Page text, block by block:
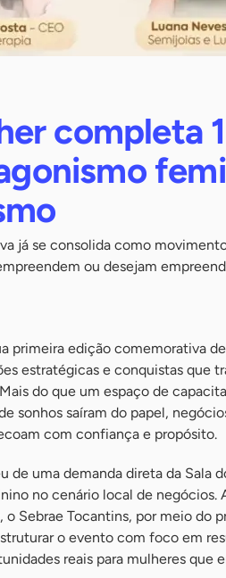
completa
já se consolida como
ou desejam
primeira edição comemorativa
estratégicas e conquistas que
do que um espaço de
sonhos saíram do papel,
com confiança e propósito.
de uma demanda direta da Sala
no cenário local de negócios.
Sebrae Tocantins, por meio do
o evento com foco em
reais para mulheres que